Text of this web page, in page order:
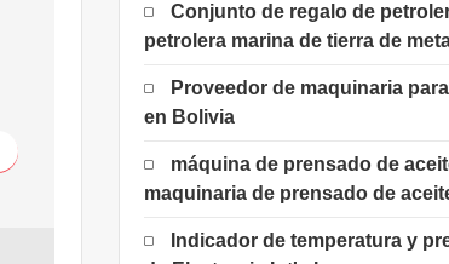
Conjunto de regalo de
petrolera marina de tierra de
Proveedor de maquinaria
en Bolivia
máquina de prensado de
maquinaria de prensado de
Indicador de temperatura y